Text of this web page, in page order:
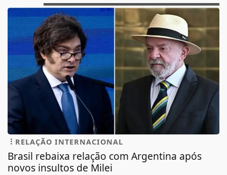
RELAÇÃO INTERNACIONAL
Brasil rebaixa relação com Argentina após
novos insultos de Milei